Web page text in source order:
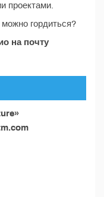
проектами.
гордиться?
на почту